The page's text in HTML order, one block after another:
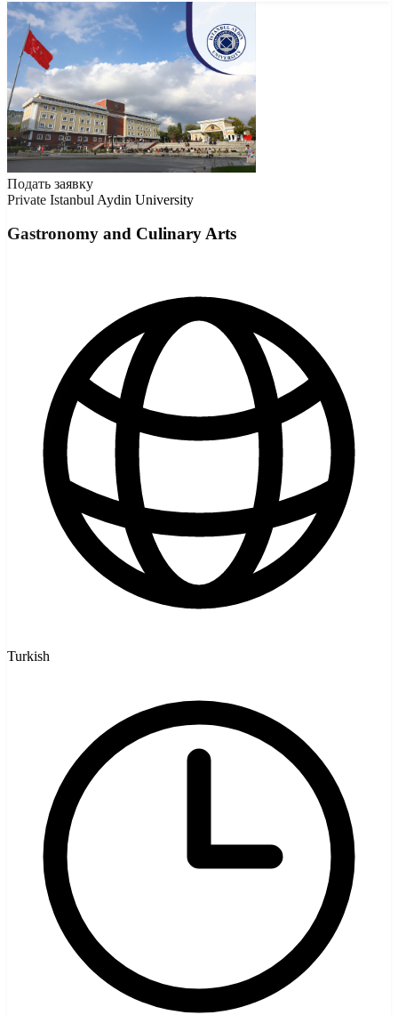
Подать заявку
Private Istanbul Aydin University
Gastronomy and Culinary Arts
Turkish